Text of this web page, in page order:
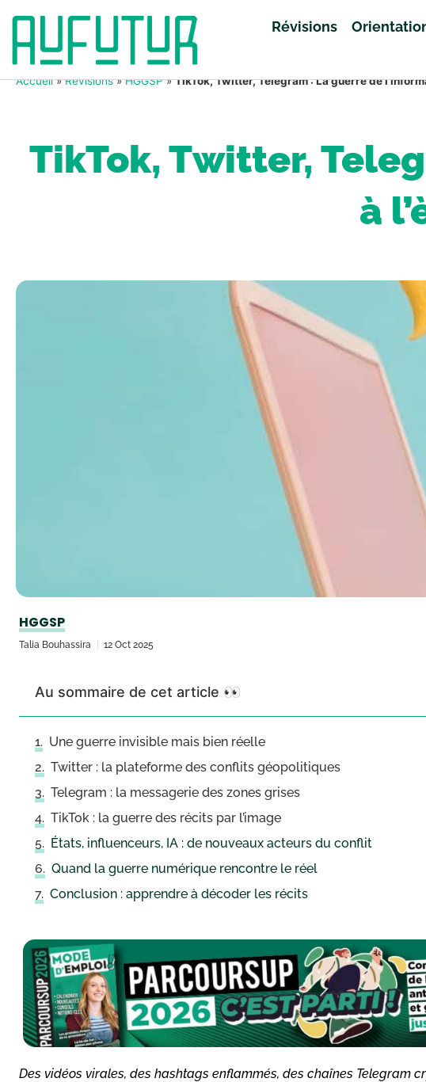
Révisions
Accueil»Révisions»HGGSP»TikTok, Twitter, Telegram : La guerre de
TikTok, Twitter,
à
HGGSP
Talia Bouhassira 12 Oct 2025
Au sommaire de cet article 👀
Une guerre invisible mais bien réelle
Twitter : la plateforme des conflits géopolitiques
Telegram : la messagerie des zones grises
TikTok : la guerre des récits par l’image
États, influenceurs, IA : de nouveaux acteurs du conflit
Quand la guerre numérique rencontre le réel
Conclusion : apprendre à décoder les récits
Des vidéos virales, des hashtags enflammés, des chaînes Telegram